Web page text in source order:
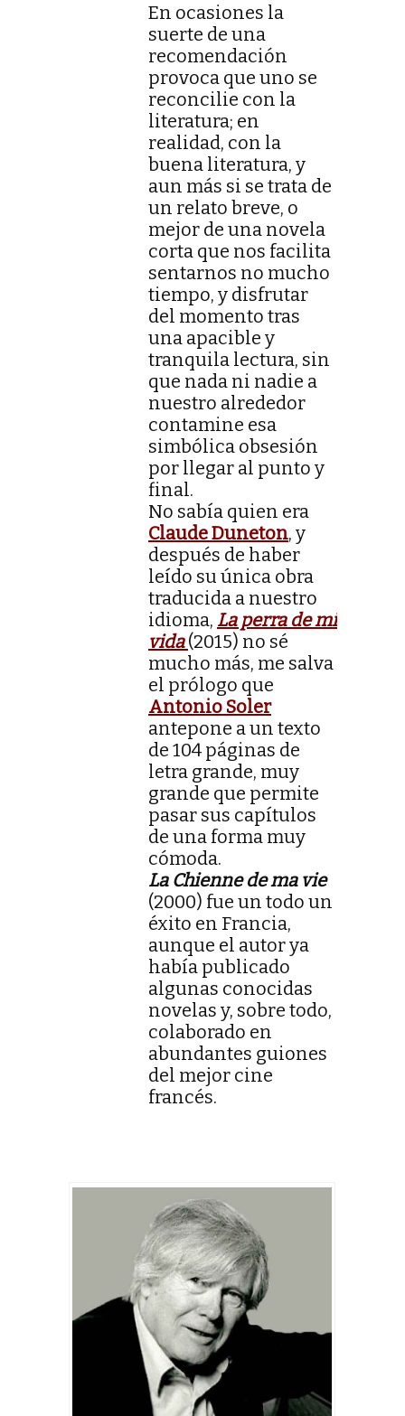
En ocasiones la
suerte de una
recomendación
provoca que uno se
reconcilie con la
literatura; en
realidad, con la
buena literatura, y
aun más si se trata de
un relato breve, o
mejor de una novela
corta que nos facilita
sentarnos no mucho
tiempo, y disfrutar
del momento tras
una apacible y
tranquila lectura, sin
que nada ni nadie a
nuestro alrededor
contamine esa
simbólica obsesión
por llegar al punto y
final.
No sabía quien era
Claude Duneton, y
después de haber
leído su única obra
traducida a nuestro
idioma, La perra de mi
vida (2015) no sé
mucho más, me salva
el prólogo que
Antonio Soler
antepone a un texto
de 104 páginas de
letra grande, muy
grande que permite
pasar sus capítulos
de una forma muy
cómoda.
La Chienne de ma vie
(2000) fue un todo un
éxito en Francia,
aunque el autor ya
había publicado
algunas conocidas
novelas y, sobre todo,
colaborado en
abundantes guiones
del mejor cine
francés.